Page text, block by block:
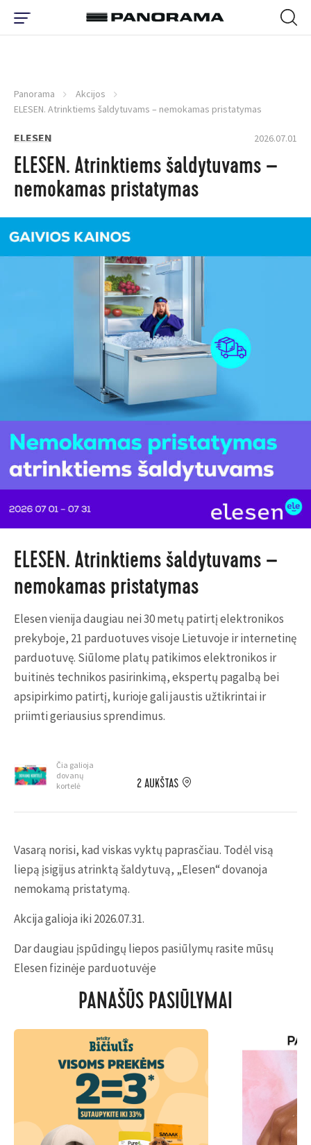
Panorama
Akcijos
ELESEN. Atrinktiems šaldytuvams – nemokamas pristatymas
ELESEN 2026.07.01
ELESEN. Atrinktiems šaldytuvams –
nemokamas pristatymas
ELESEN. Atrinktiems šaldytuvams –
nemokamas pristatymas
Elesen vienija daugiau nei 30 metų patirtį elektronikos
prekyboje, 21 parduotuves visoje Lietuvoje ir internetinę
parduotuvę. Siūlome platų patikimos elektronikos ir
buitinės technikos pasirinkimą, ekspertų pagalbą bei
apsipirkimo patirtį, kurioje gali jaustis užtikrintai ir
priimti geriausius sprendimus.
Čia galioja
dovanų
kortelė
2 AUKŠTAS
Vasarą norisi, kad viskas vyktų paprasčiau. Todėl visą
liepą įsigijus atrinktą šaldytuvą, „Elesen“ dovanoja
nemokamą pristatymą.
Akcija galioja iki 2026.07.31.
Dar daugiau įspūdingų liepos pasiūlymų rasite mūsų
Elesen fizinėje parduotuvėje
PANAŠŪS PASIŪLYMAI